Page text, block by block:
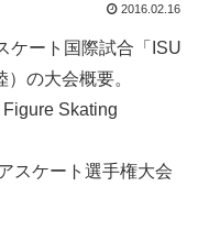
2016.02.16
ケート国際試合「ISU
の大会概要。
Skating
ート選手権大会